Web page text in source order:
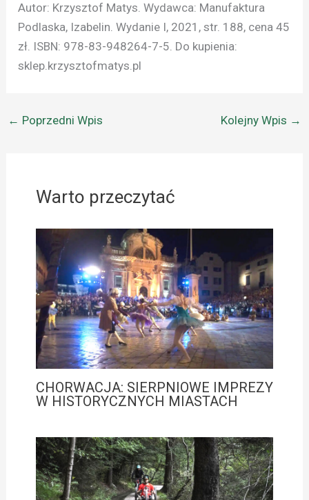
Autor: Krzysztof Matys. Wydawca: Manufaktura
Podlaska, Izabelin. Wydanie I, 2021, str. 188, cena 45
zł. ISBN: 978-83-948264-7-5. Do kupienia:
sklep.krzysztofmatys.pl
← Poprzedni Wpis Kolejny Wpis →
Warto przeczytać
CHORWACJA: SIERPNIOWE IMPREZY
W HISTORYCZNYCH MIASTACH